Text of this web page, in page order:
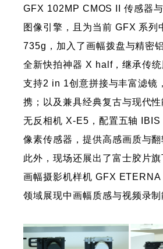
GFX 102MP CMOS II 传感器
图像引擎，且为当前 GFX 系列
735g，加入了画幅拨盘与精密
全新快拍神器 X half，继承传统
支持2 in 1创意拼接与丰富滤镜
携；以及兼具经典复古与现代
无反相机 X‑E5，配置五轴
像素传感器，提供高感画质与翻
此外，现场还展出了富士胶片
画幅摄影机样机 GFX
领域展现中画幅质感与视频录制